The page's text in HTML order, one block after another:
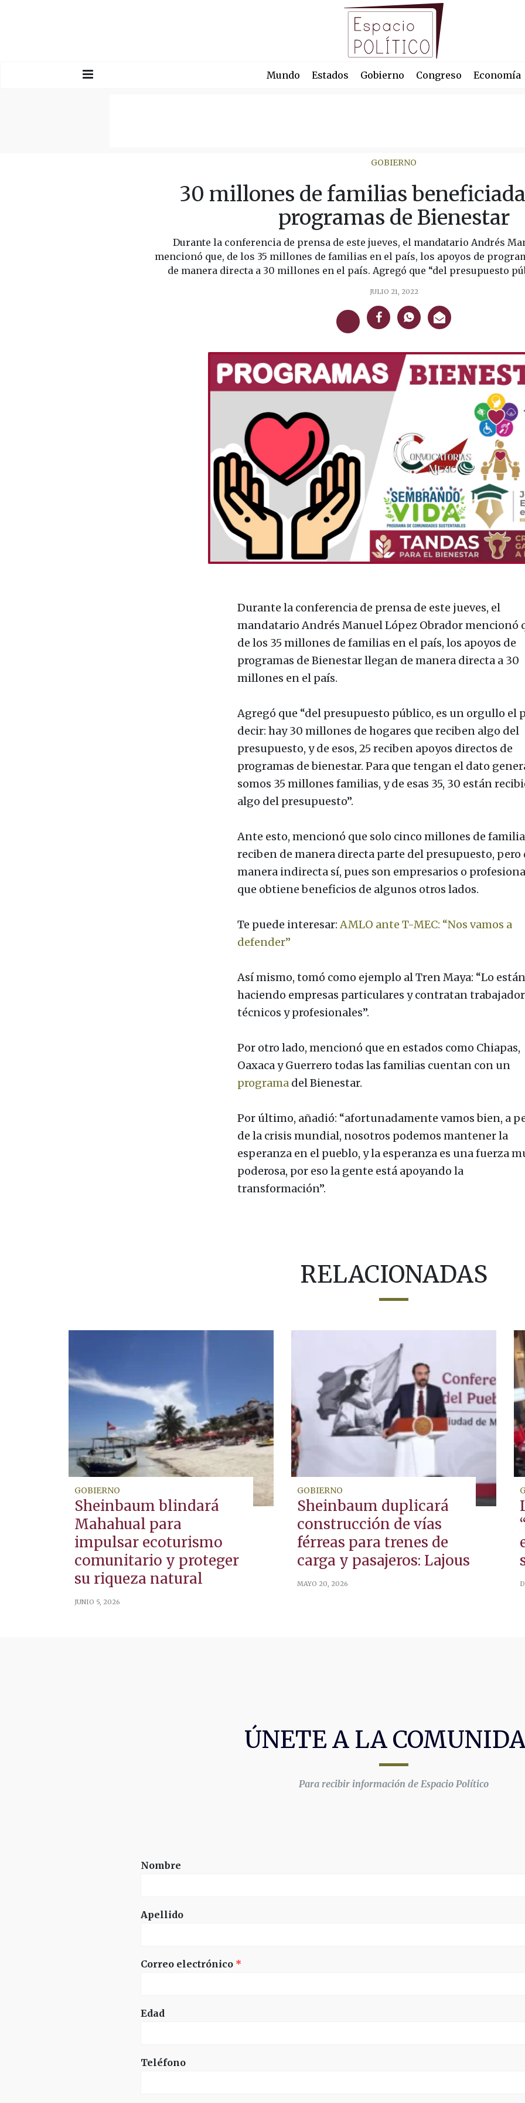
Mundo Estados Gobierno Congreso Economía
GOBIERNO
30 millones de familias
programas de Bienestar
Durante la conferencia de prensa de este jueves, el mandatario Andrés
mencionó que, de los 35 millones de familias en el país, los apoyos de
de manera directa a 30 millones en el país. Agregó que “del presupuesto
JULIO 21, 2022
Durante la conferencia de prensa de este jueves, el
mandatario Andrés Manuel López Obrador mencionó
de los 35 millones de familias en el país, los apoyos de
programas de Bienestar llegan de manera directa a 30
millones en el país.
Agregó que “del presupuesto público, es un orgullo el
decir: hay 30 millones de hogares que reciben algo del
presupuesto, y de esos, 25 reciben apoyos directos de
programas de bienestar. Para que tengan el dato
somos 35 millones familias, y de esas 35, 30 están
algo del presupuesto”.
Ante esto, mencionó que solo cinco millones de
reciben de manera directa parte del presupuesto, pero
manera indirecta sí, pues son empresarios o
que obtiene beneficios de algunos otros lados.
Te puede interesar: AMLO ante T-MEC: “Nos vamos a
defender”
Así mismo, tomó como ejemplo al Tren Maya: “Lo están
haciendo empresas particulares y contratan
técnicos y profesionales”.
Por otro lado, mencionó que en estados como Chiapas,
Oaxaca y Guerrero todas las familias cuentan con un
programadel Bienestar.
Por último, añadió: “afortunadamente vamos bien, a
de la crisis mundial, nosotros podemos mantener la
esperanza en el pueblo, y la esperanza es una fuerza
poderosa, por eso la gente está apoyando la
transformación”.
RELACIONADAS
GOBIERNO
Sheinbaum blindará
Mahahual para
impulsar ecoturismo
comunitario y proteger
su riqueza natural
JUNIO 5, 2026
GOBIERNO
Sheinbaum duplicará
construcción de vías
férreas para trenes de
carga y pasajeros: Lajous
MAYO 20, 2026
ÚNETE A LA
Para recibir información de Espacio Político
Nombre
Apellido
Correo electrónico *
Edad
Teléfono